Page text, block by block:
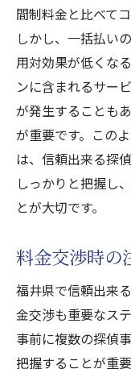
間制料金と比べて
しかし、一括払い
用対効果が低くな
ンに含まれるサー
が発生することも
が重要です。この
は、信頼出来る探
しっかりと把握し
とが大切です。
料金交渉時の
福井県で信頼出来
金交渉も重要なス
事前に複数の探偵
把握することが重